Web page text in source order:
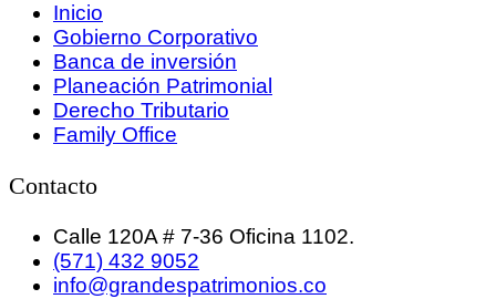
Inicio
Gobierno Corporativo
Banca de inversión
Planeación Patrimonial
Derecho Tributario
Family Office
Contacto
Calle 120A # 7-36 Oficina 1102.
(571) 432 9052
info@grandespatrimonios.co